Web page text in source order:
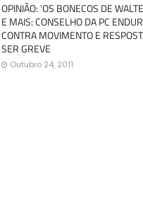
OPINIÃO: 'OS BONECOS DE
E MAIS: CONSELHO DA PC
CONTRA MOVIMENTO E
SER GREVE
Outubro 24, 2011